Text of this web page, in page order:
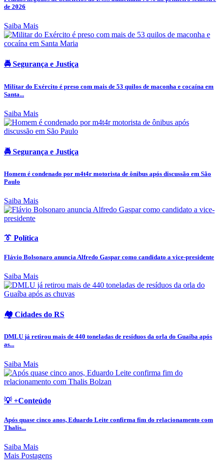
de 2026
Saiba Mais
🚔 Segurança e Justiça
Militar do Exército é preso com mais de 53 quilos de maconha e cocaína em
Santa...
Saiba Mais
🚔 Segurança e Justiça
Homem é condenado por m4t4r motorista de ônibus após discussão em São
Paulo
Saiba Mais
👔 Política
Flávio Bolsonaro anuncia Alfredo Gaspar como candidato a vice-presidente
Saiba Mais
🏘️ Cidades do RS
DMLU já retirou mais de 440 toneladas de resíduos da orla do Guaíba após
as...
Saiba Mais
💡 +Conteúdo
Após quase cinco anos, Eduardo Leite confirma fim do relacionamento com
Thalis...
Saiba Mais
Mais Postagens